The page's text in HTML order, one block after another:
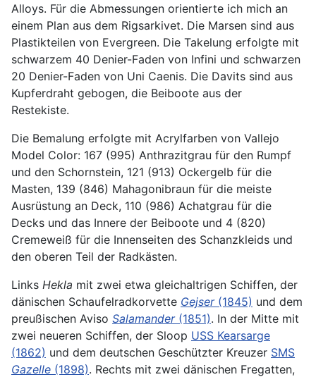
Alloys. Für die Abmessungen orientierte ich mich an
einem Plan aus dem Rigsarkivet. Die Marsen sind aus
Plastikteilen von Evergreen. Die Takelung erfolgte mit
schwarzem 40 Denier-Faden von Infini und schwarzen
20 Denier-Faden von Uni Caenis. Die Davits sind aus
Kupferdraht gebogen, die Beiboote aus der
Restekiste.
Die Bemalung erfolgte mit Acrylfarben von Vallejo
Model Color: 167 (995) Anthrazitgrau für den Rumpf
und den Schornstein, 121 (913) Ockergelb für die
Masten, 139 (846) Mahagonibraun für die meiste
Ausrüstung an Deck, 110 (986) Achatgrau für die
Decks und das Innere der Beiboote und 4 (820)
Cremeweiß für die Innenseiten des Schanzkleids und
den oberen Teil der Radkästen.
Links Hekla mit zwei etwa gleichaltrigen Schiffen, der
dänischen Schaufelradkorvette Gejser(1845) und dem
preußischen Aviso Salamander(1851). In der Mitte mit
zwei neueren Schiffen, der Sloop USS Kearsarge
(1862) und dem deutschen Geschützter Kreuzer SMS
Gazelle (1898). Rechts mit zwei dänischen Fregatten,